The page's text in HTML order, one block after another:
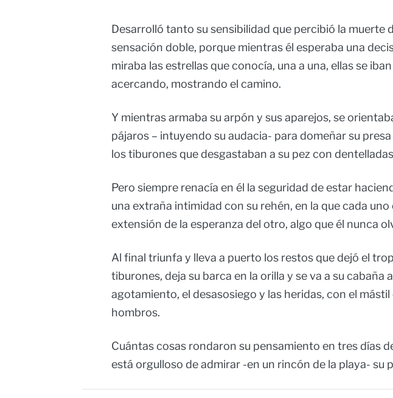
Desarrolló tanto su sensibilidad que percibió la muerte
sensación doble, porque mientras él esperaba una
miraba las estrellas que conocía, una a una, ellas se
acercando, mostrando el camino.
Y mientras armaba su arpón y sus aparejos, se
pájaros – intuyendo su audacia- para domeñar su
los tiburones que desgastaban a su pez con
Pero siempre renacía en él la seguridad de estar
una extraña intimidad con su rehén, en la que cada uno
extensión de la esperanza del otro, algo que él nunca
Al final triunfa y lleva a puerto los restos que dejó el
tiburones, deja su barca en la orilla y se va a su cabaña
agotamiento, el desasosiego y las heridas, con el
hombros.
Cuántas cosas rondaron su pensamiento en tres días
está orgulloso de admirar -en un rincón de la playa- su